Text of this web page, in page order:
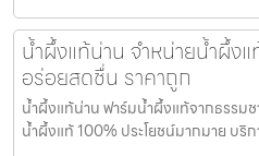
น้ำผึ้งแท้น่าน จำหน่ายน้ำผึ้ง
อร่อยสดชื่น ราคาถูก
น้ำผึ้งแท้น่าน ฟาร์มน้ำผึ้งแท้จากธรรม
น้ำผึ้งแท้ 100% ประโยชน์มากมาย บริก